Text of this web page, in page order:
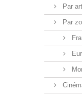
Par
Par